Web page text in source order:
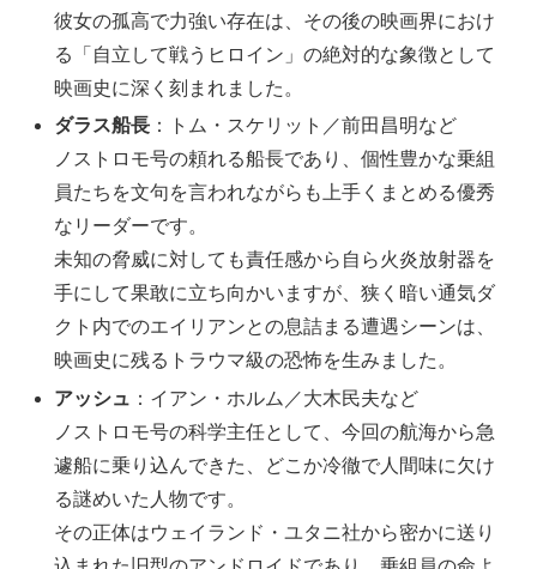
彼女の孤高で力強い存在は、その後の映画界におけ
る「自立して戦うヒロイン」の絶対的な象徴として
映画史に深く刻まれました。
ダラス船長 ：トム・スケリット／前田昌明など
ノストロモ号の頼れる船長であり、個性豊かな乗組
員たちを文句を言われながらも上手くまとめる優秀
なリーダーです。
未知の脅威に対しても責任感から自ら火炎放射器を
手にして果敢に立ち向かいますが、狭く暗い通気ダ
クト内でのエイリアンとの息詰まる遭遇シーンは、
映画史に残るトラウマ級の恐怖を生みました。
アッシュ ：イアン・ホルム／大木民夫など
ノストロモ号の科学主任として、今回の航海から急
遽船に乗り込んできた、どこか冷徹で人間味に欠け
る謎めいた人物です。
その正体はウェイランド・ユタニ社から密かに送り